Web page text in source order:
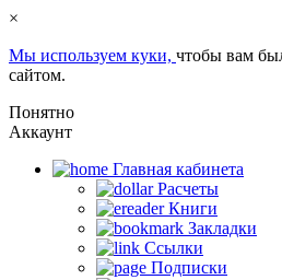
×
Мы используем куки, чтобы вам
сайтом.
Понятно
Аккаунт
Главная кабинетa
Расчеты
Книги
Закладки
Ссылки
Подписки